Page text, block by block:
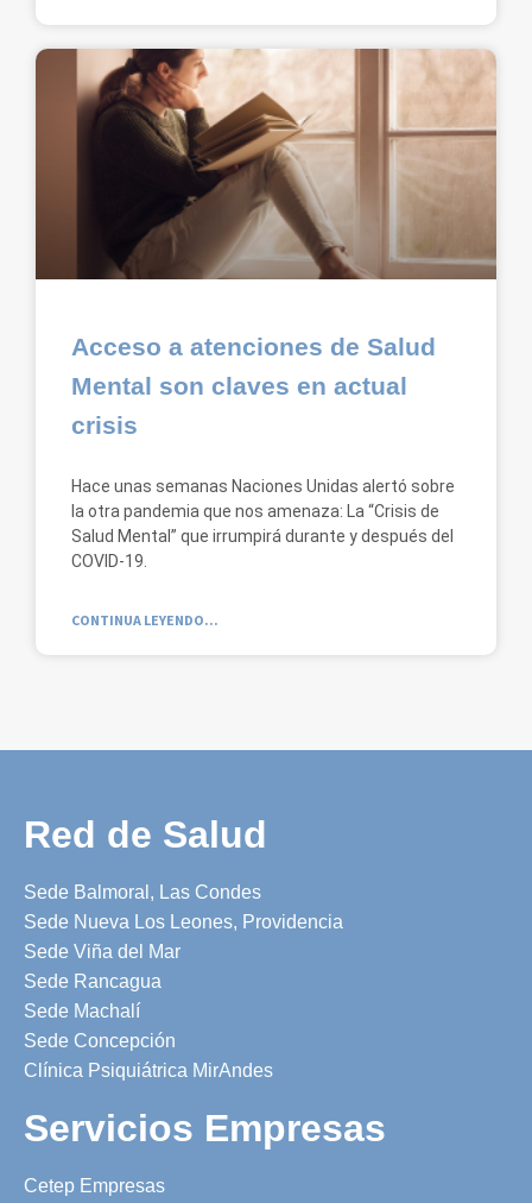
Acceso a atenciones de Salud
Mental son claves en actual
crisis
Hace unas semanas Naciones Unidas alertó sobre
la otra pandemia que nos amenaza: La “Crisis de
Salud Mental” que irrumpirá durante y después del
COVID-19.
CONTINUA LEYENDO...
Red de Salud
Sede Balmoral, Las Condes
Sede Nueva Los Leones, Providencia
Sede Viña del Mar
Sede Rancagua
Sede Machalí
Sede Concepción
Clínica Psiquiátrica MirAndes
Servicios Empresas
Cetep Empresas